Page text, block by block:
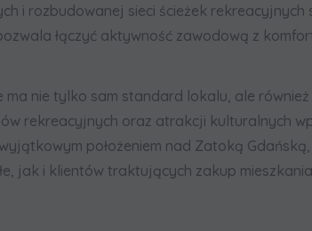
i rozbudowanej sieci ścieżek
łączyć aktywność zawodową z
ma nie tylko sam standard lokalu, ale
rekreacyjnych oraz atrakcji kulturalnych
położeniem nad Zatoką
jak i klientów traktujących zakup